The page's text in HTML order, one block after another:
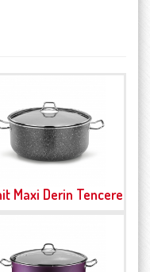
Maxi Derin Tencere